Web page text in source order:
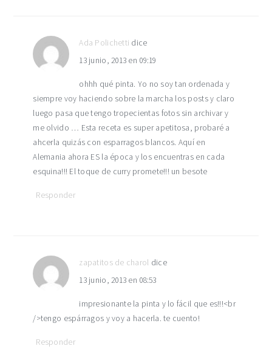
Ada Polichetti dice
13 junio, 2013 en 09:19
ohhh qué pinta. Yo no soy tan ordenada y
siempre voy haciendo sobre la marcha los posts y claro
luego pasa que tengo tropecientas fotos sin archivar y
me olvido … Esta receta es super apetitosa, probaré a
ahcerla quizás con esparragos blancos. Aquí en
Alemania ahora ES la época y los encuentras en cada
esquina!!! El toque de curry promete!!! un besote
Responder
zapatitos de charol dice
13 junio, 2013 en 08:53
impresionante la pinta y lo fácil que es!!!<br
/>tengo espárragos y voy a hacerla. te cuento!
Responder